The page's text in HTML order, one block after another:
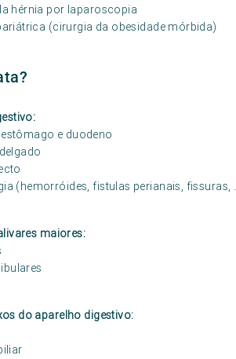
hérnia por laparoscopia
(cirurgia da obesidade mórbida)
e duodeno
(hemorróides, fistulas perianais, fissuras,
maiores:
do aparelho digestivo: